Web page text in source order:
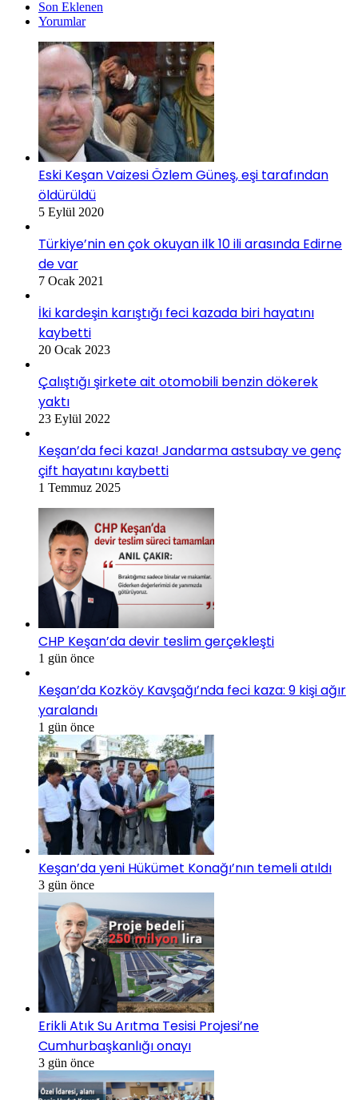
Son Eklenen
Yorumlar
Eski Keşan Vaizesi Özlem Güneş, eşi tarafından
öldürüldü
5 Eylül 2020
Türkiye’nin en çok okuyan ilk 10 ili arasında Edirne
de var
7 Ocak 2021
İki kardeşin karıştığı feci kazada biri hayatını
kaybetti
20 Ocak 2023
Çalıştığı şirkete ait otomobili benzin dökerek
yaktı
23 Eylül 2022
Keşan’da feci kaza! Jandarma astsubay ve genç
çift hayatını kaybetti
1 Temmuz 2025
CHP Keşan’da devir teslim gerçekleşti
1 gün önce
Keşan’da Kozköy Kavşağı’nda feci kaza: 9 kişi ağır
yaralandı
1 gün önce
Keşan’da yeni Hükümet Konağı’nın temeli atıldı
3 gün önce
Erikli Atık Su Arıtma Tesisi Projesi’ne
Cumhurbaşkanlığı onayı
3 gün önce